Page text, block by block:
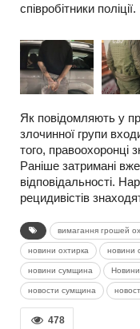
співробітники поліції.
Як повідомляють у
злочинної групи
того, правоохоронці
Раніше затримані
відповідальності.
рецидивістів
вимагання грошей
новини охтирка новини
новини сумщина
новости сумщина
478